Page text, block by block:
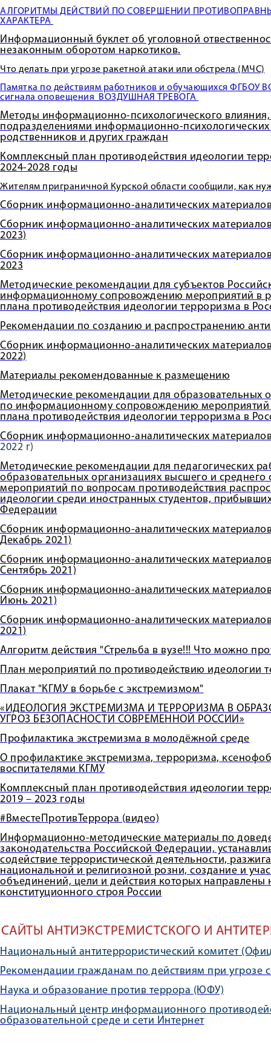
АЛГОРИТМЫ ДЕЙСТВИЙ ПО СОВЕРШЕНИИ
ХАРАКТЕРА
Информационный буклет об уголовной
незаконным оборотом наркотиков.
Что делать при угрозе ракетной атаки или обстрела (МЧС)
Памятка по действиям работников и обучающихся ФГБОУ
сигнала оповещения ВОЗДУШНАЯ ТРЕВОГА
Методы информационно-психологического
подразделениями информационно-
родственников и других граждан
Комплексный план противодействия идеологии
2024-2028 годы
Жителям приграничной Курской области сообщили, как
Сборник информационно-аналитических
Сборник информационно-аналитических
2023)
Сборник информационно-аналитических
2023
Методические рекомендации для субъектов
информационному сопровождению мероприятий в
плана противодействия идеологии терроризма в
Рекомендации по созданию и распространению
Сборник информационно-аналитических
2022)
Материалы рекомендованные к размещению
Методические рекомендации для образовательных
по информационному сопровождению мероприятий
плана противодействия идеологии терроризма в
Сборник информационно-аналитических
2022 г)
Методические рекомендации для педагогических
образовательных организациях высшего и
мероприятий по вопросам противодействия
идеологии среди иностранных студентов,
Федерации
Сборник информационно-аналитических
Декабрь 2021)
Сборник информационно-аналитических
Сентябрь 2021)
Сборник информационно-аналитических
Июнь 2021)
Сборник информационно-аналитических
2021)
Алгоритм действия "Стрельба в вузе!!! Что можно
План мероприятий по противодействию идеологии
Плакат "КГМУ в борьбе с экстремизмом"
«ИДЕОЛОГИЯ ЭКСТРЕМИЗМА И ТЕРРОРИЗМА В
УГРОЗ БЕЗОПАСНОСТИ СОВРЕМЕННОЙ РОССИИ»
Профилактика экстремизма в молодёжной среде
О профилактике экстремизма, терроризма,
воспитателями КГМУ
Комплексный план противодействия идеологии
2019 – 2023 годы
#ВместеПротивТеррора (видео)
Информационно-методические материалы по
законодательства Российской Федерации,
содействие террористической деятельности,
национальной и религиозной розни, создание и
объединений, цели и действия которых направлены
конституционного строя России
САЙТЫ АНТИЭКСТРЕМИСТСКОГО И
Национальный антитеррористический комитет
Рекомендации гражданам по действиям при угрозе
Наука и образование против террора (ЮФУ)
Национальный центр информационного
образовательной среде и сети Интернет